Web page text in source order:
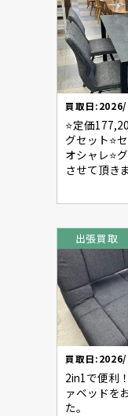
買取日
⭐定価
グセット⭐
オシャレ⭐
させて頂き
出張買取
買取日
2in1で便利
ァベッドを
た。